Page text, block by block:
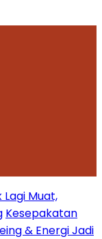
Muat,
Kesepakatan
& Energi Jadi